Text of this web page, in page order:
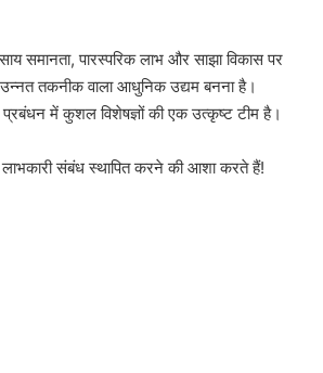
समानता, पारस्परिक लाभ और साझा विकास पर
तकनीक वाला आधुनिक उद्यम बनना है।
में कुशल विशेषज्ञों की एक उत्कृष्ट टीम है।
लाभकारी संबंध स्थापित करने की आशा करते हैं!